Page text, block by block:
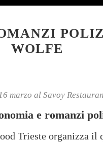
WOLFE
marzo al Savoy
e romanzi
Trieste organizza il